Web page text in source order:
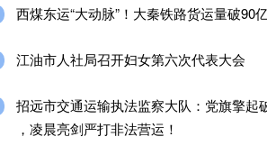
西煤东运“大动脉”！大秦铁路货运量破90
江油市人社局召开妇女第六次代表大会
招远市交通运输执法监察大队：党旗擎起
，凌晨亮剑严打非法营运！